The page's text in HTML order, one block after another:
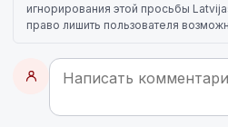
игнорирования этой просьбы
право лишить пользователя